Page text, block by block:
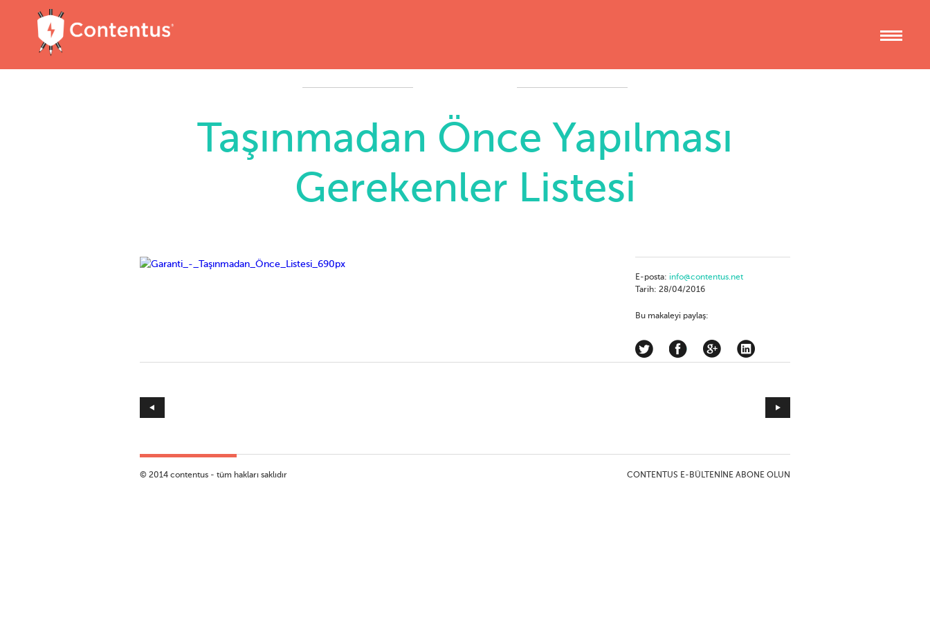
Taşınmadan Önce Yapılması
Gerekenler Listesi
E-posta: info@contentus.net
Tarih: 28/04/2016
Bu makaleyi paylaş:
CONTENTUS E-BÜLTENINE ABONE OLUN
© 2014 contentus - tüm hakları saklıdır